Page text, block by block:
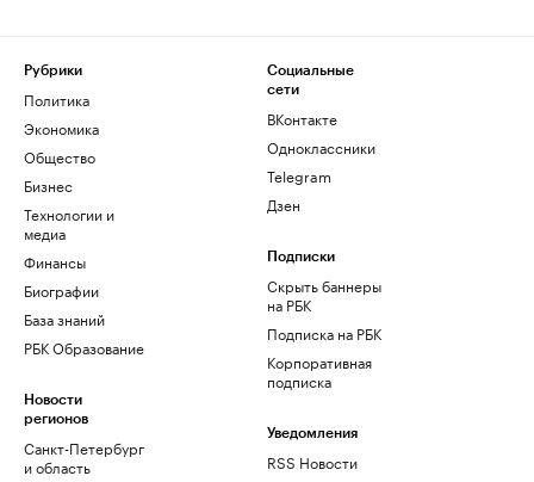
Рубрики
Политика
Экономика
Общество
Бизнес
Технологии и
медиа
Финансы
Биографии
База знаний
РБК Образование
Новости
регионов
Санкт-Петербург
и область
Социальные
сети
ВКонтакте
Одноклассники
Telegram
Дзен
Подписки
Скрыть баннеры
на РБК
Подписка на РБК
Корпоративная
подписка
Уведомления
RSS Новости